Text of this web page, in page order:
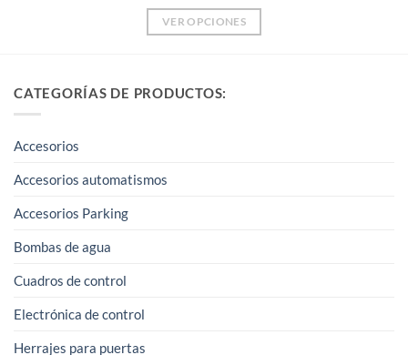
VER OPCIONES
tiene
CATEGORÍAS DE PRODUCTOS:
Accesorios
Accesorios automatismos
Accesorios Parking
Bombas de agua
Cuadros de control
Electrónica de control
Herrajes para puertas